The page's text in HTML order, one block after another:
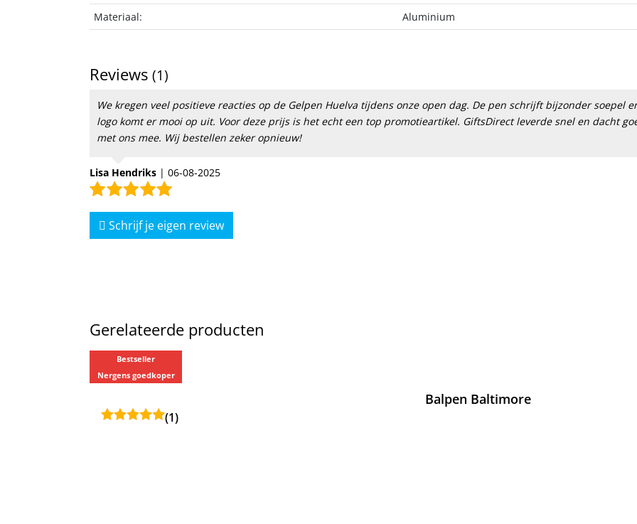
Materiaal:
Aluminium
Reviews (1)
We kregen veel positieve reacties op de Gelpen Huelva tijdens onze open dag. De pen schrijft bijzonder soepel
logo komt er mooi op uit. Voor deze prijs is het echt een top promotieartikel. GiftsDirect leverde snel en dacht
met ons mee. Wij bestellen zeker opnieuw!
Lisa Hendriks | 06-08-2025
Schrijf je eigen review
Gerelateerde producten
Bestseller
Nergens goedkoper
Balpen Baltimore
(1)